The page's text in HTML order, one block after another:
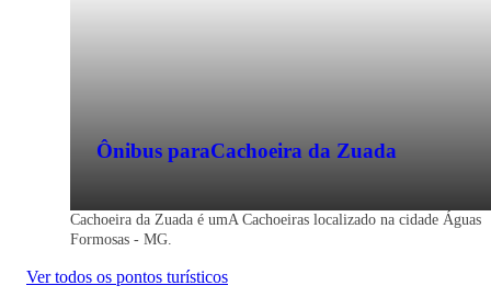
Ônibus paraCachoeira da Zuada
Cachoeira da Zuada é umA Cachoeiras localizado na cidade Águas
Formosas - MG.
Ver todos os pontos turísticos